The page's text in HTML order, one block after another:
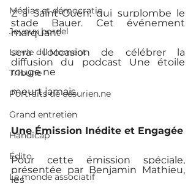
Médias et démocratie
Joyeux bordel
La vie du Moment
Tribune
Portraits de césurien.ne
Grand entretien
Handicap
Édito
Le monde associatif
Z à Saint-Ouen, qui surplombe le
stade Bauer. Cet événement
marquant
sera l'occasion de célébrer la
diffusion du podcast Une étoile
rouge ne
meurt jamais.
Une Émission Inédite et Engagée
Pour cette émission spéciale,
présentée par Benjamin Mathieu,
les